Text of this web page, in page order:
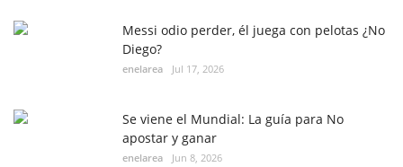
Messi odio perder, él juega con pelotas ¿No
Diego?
enelarea Jul 17, 2026
Se viene el Mundial: La guía para No
apostar y ganar
enelarea Jun 8, 2026